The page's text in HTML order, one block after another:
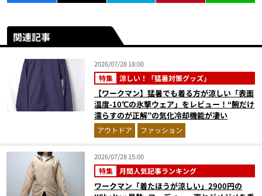
関連記事
2026/07/28 18:00
特集 涼しい！「猛暑対策グッズ」
【ワークマン】猛暑でも着る方が涼しい「表面
温度-10℃の氷撃ウェア」をレビュー！“腕だけ
濡らすのが正解”の気化冷却機能が凄い
アウトドア ファッション
2026/07/28 15:00
特集 月間人気記事ランキング
ワークマン「着たほうが涼しい」2900円の